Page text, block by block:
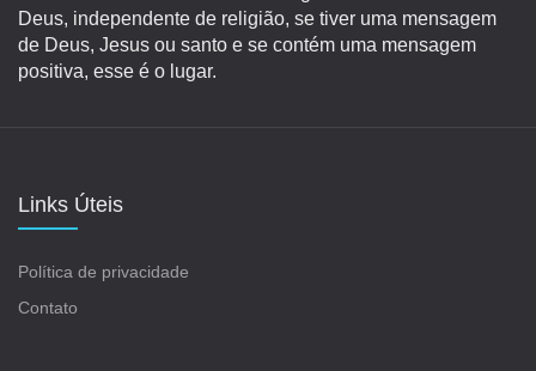
Deus, independente de religião, se tiver uma mensagem
de Deus, Jesus ou santo e se contém uma mensagem
positiva, esse é o lugar.
Links Úteis
Política de privacidade
Contato